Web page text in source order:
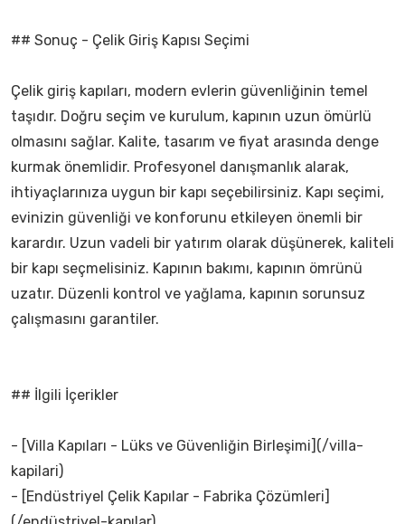
## Sonuç - Çelik Giriş Kapısı Seçimi
Çelik giriş kapıları, modern evlerin güvenliğinin temel
taşıdır. Doğru seçim ve kurulum, kapının uzun ömürlü
olmasını sağlar. Kalite, tasarım ve fiyat arasında denge
kurmak önemlidir. Profesyonel danışmanlık alarak,
ihtiyaçlarınıza uygun bir kapı seçebilirsiniz. Kapı seçimi,
evinizin güvenliği ve konforunu etkileyen önemli bir
karardır. Uzun vadeli bir yatırım olarak düşünerek, kaliteli
bir kapı seçmelisiniz. Kapının bakımı, kapının ömrünü
uzatır. Düzenli kontrol ve yağlama, kapının sorunsuz
çalışmasını garantiler.
## İlgili İçerikler
- [Villa Kapıları - Lüks ve Güvenliğin Birleşimi](/villa-
kapilari)
- [Endüstriyel Çelik Kapılar - Fabrika Çözümleri]